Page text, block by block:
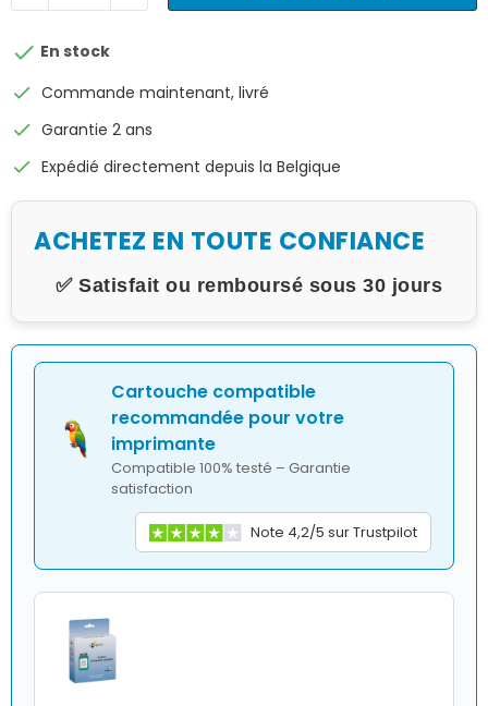
 En stock
check Commande maintenant, livré
check Garantie 2 ans
check Expédié directement depuis la Belgique
ACHETEZ EN TOUTE CONFIANCE
✅ Satisfait ou remboursé sous 30 jours
Cartouche compatible
recommandée pour votre
imprimante
Compatible 100% testé – Garantie
satisfaction
Note 4,2/5 sur Trustpilot